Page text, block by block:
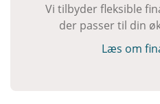
Vi tilbyder fleksible
der passer til din
Læs om